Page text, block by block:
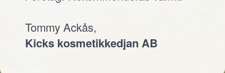
Tommy Ackås,
Kicks kosmetikkedjan AB